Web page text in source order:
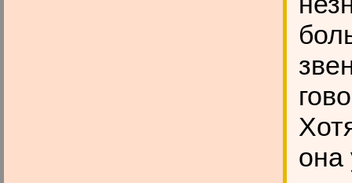
она